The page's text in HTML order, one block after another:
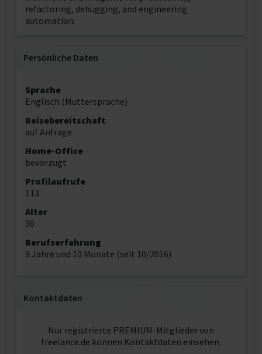
refactoring, debugging, and engineering
automation.
Persönliche Daten
Sprache
Englisch (Muttersprache)
Reisebereitschaft
auf Anfrage
Home-Office
bevorzugt
Profilaufrufe
113
Alter
30
Berufserfahrung
9 Jahre und 10 Monate (seit 10/2016)
Kontaktdaten
Nur registrierte PREMIUM-Mitglieder von
freelance.de können Kontaktdaten einsehen.